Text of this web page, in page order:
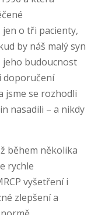
o tři pacienty,
by náš malý syn
budoucnost
doporučení
jsme se rozhodli
nasadili – a nikdy
během několika
rychle
vyšetření i
zlepšení a